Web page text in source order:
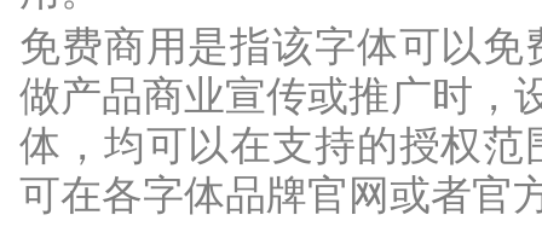
免费商用是指该字体可以
做产品商业宣传或推广时，
体，均可以在支持的授权
可在各字体品牌官网或者官